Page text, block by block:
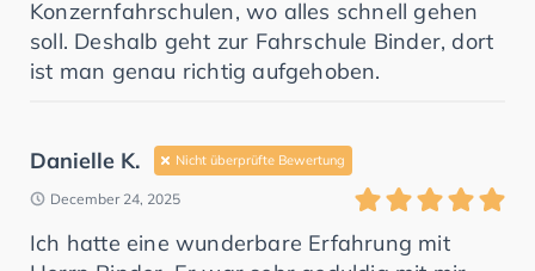
Konzernfahrschulen, wo alles schnell gehen
soll. Deshalb geht zur Fahrschule Binder, dort
ist man genau richtig aufgehoben.
Danielle K. Nicht überprüfte Bewertung
December 24, 2025
Ich hatte eine wunderbare Erfahrung mit